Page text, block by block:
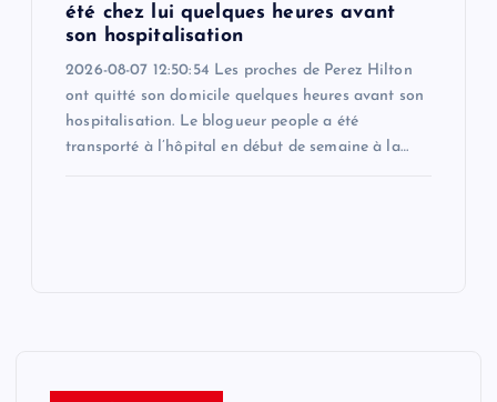
été chez lui quelques heures avant
son hospitalisation
2026-08-07 12:50:54 Les proches de Perez Hilton
ont quitté son domicile quelques heures avant son
hospitalisation. Le blogueur people a été
transporté à l’hôpital en début de semaine à la…